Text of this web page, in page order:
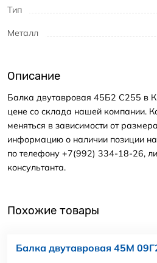
Тип
Металл
Описание
Балка двутавровая 45Б2 С255 в
цене со склада нашей компании.
меняться в зависимости от
информацию о наличии позиции
по телефону +7(992) 334-18-26,
консультанта.
Похожие товары
Балка двутавровая 45М